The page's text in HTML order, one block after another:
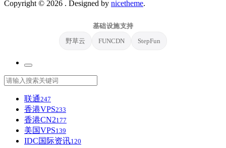
Copyright © 2026 . Designed by nicetheme.
基础设施支持
野草云
FUNCDN StepFun
联通247
香港VPS233
香港CN2177
美国VPS139
IDC国际资讯120